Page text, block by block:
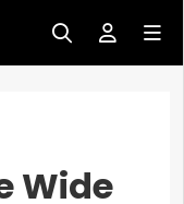
Wide